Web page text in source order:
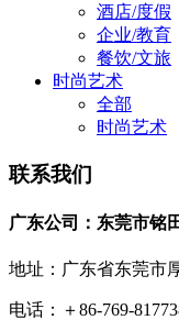
酒店/度假
企业/教育
餐饮/文旅
时尚艺术
全部
时尚艺术
联系我们
广东公司：东莞市铭
地址：广东省东莞市
电话：＋86-769-